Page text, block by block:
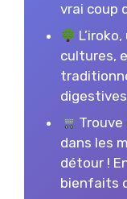
vrai coup
cultures,
Trouve
dans les
détour !
bienfaits